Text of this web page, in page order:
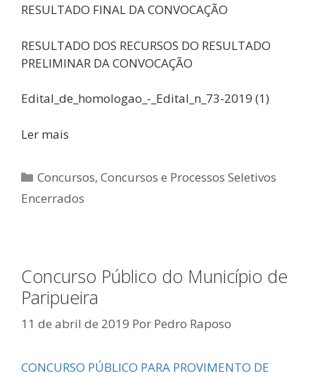
RESULTADO FINAL DA CONVOCAÇÃO
RESULTADO DOS RECURSOS DO RESULTADO
PRELIMINAR DA CONVOCAÇÃO
Edital_de_homologao_-_Edital_n_73-2019 (1)
Ler mais
Categorias
Concursos,Concursos e Processos Seletivos
Encerrados
Concurso Público do Município de
Paripueira
11 de abril de 2019 Por Pedro Raposo
CONCURSO PÚBLICO PARA PROVIMENTO DE